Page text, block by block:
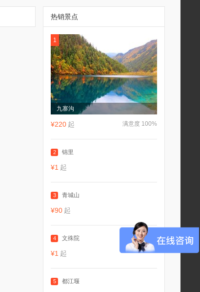
热销景点
1
九寨沟
满意度 100%
¥220 起
2 锦里
¥1 起
3 青城山
¥90 起
4 文殊院
¥1 起
5 都江堰